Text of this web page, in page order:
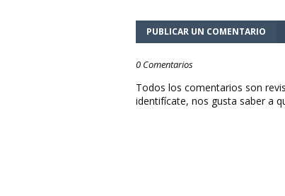
PUBLICAR UN COMENTARIO
0 Comentarios
Todos los comentarios son
identifícate, nos gusta saber a